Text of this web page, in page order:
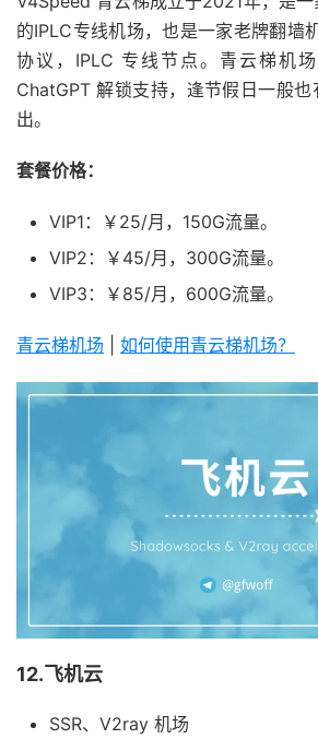
的IPLC专线机场，也是一家老牌翻墙
协议，IPLC 专线节点。青云梯机
ChatGPT 解锁支持，逢节假日一般
出。
套餐价格：
VIP1：￥25/月，150G流量。
VIP2：￥45/月，300G流量。
VIP3：￥85/月，600G流量。
青云梯机场 如何使用青云梯机场？
12.飞机云
SSR、V2ray 机场